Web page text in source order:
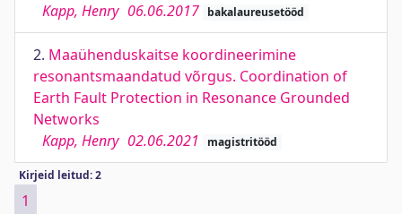
Kapp, Henry 06.06.2017 bakalaureusetööd
2. Maaühenduskaitse koordineerimine
resonantsmaandatud võrgus. Coordination of
Earth Fault Protection in Resonance Grounded
Networks
Kapp, Henry 02.06.2021 magistritööd
Kirjeid leitud: 2
1